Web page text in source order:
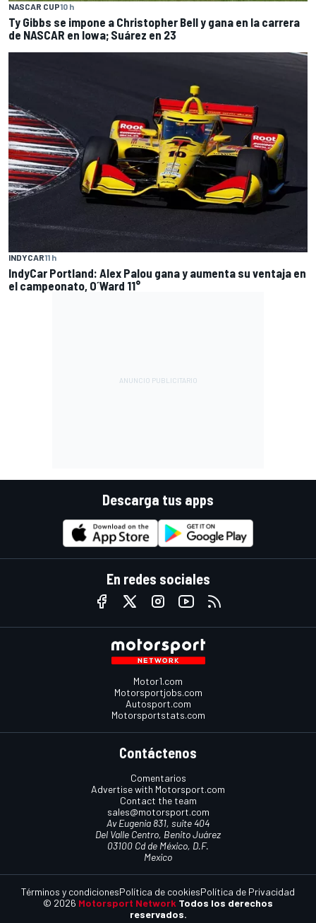
NASCAR CUP10 h
Ty Gibbs se impone a Christopher Bell y gana en la carrera
de NASCAR en Iowa; Suárez en 23
INDYCAR11 h
IndyCar Portland: Alex Palou gana y aumenta su ventaja en
el campeonato, O´Ward 11°
Descarga tus apps
En redes sociales
Motor1.com
Motorsportjobs.com
Autosport.com
Motorsportstats.com
Contáctenos
Comentarios
Advertise with Motorsport.com
Contact the team
sales@motorsport.com
Av Eugenia 831, suite 404
Del Valle Centro, Benito Juárez
03100 Cd de México, D.F.
Mexico
© 2026 Motorsport Network Todos los derechos
reservados.
Términos y condicionesPolítica de cookiesPolítica de Privacidad